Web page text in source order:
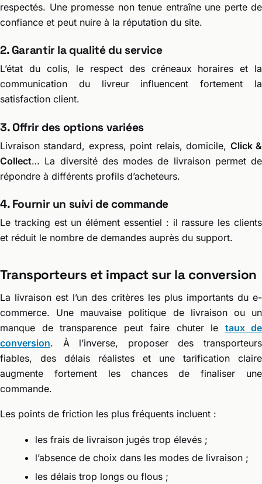
respectés. Une promesse non tenue entraîne une perte de
confiance et peut nuire à la réputation du site.
2. Garantir la qualité du service
L’état du colis, le respect des créneaux horaires et la
communication du livreur influencent fortement la
satisfaction client.
3. Offrir des options variées
Livraison standard, express, point relais, domicile, Click &
Collect… La diversité des modes de livraison permet de
répondre à différents profils d’acheteurs.
4. Fournir un suivi de commande
Le tracking est un élément essentiel : il rassure les clients
et réduit le nombre de demandes auprès du support.
Transporteurs et impact sur la conversion
La livraison est l’un des critères les plus importants du e-
commerce. Une mauvaise politique de livraison ou un
manque de transparence peut faire chuter le taux de
conversion. À l’inverse, proposer des transporteurs
fiables, des délais réalistes et une tarification claire
augmente fortement les chances de finaliser une
commande.
Les points de friction les plus fréquents incluent :
les frais de livraison jugés trop élevés ;
l’absence de choix dans les modes de livraison ;
les délais trop longs ou flous ;